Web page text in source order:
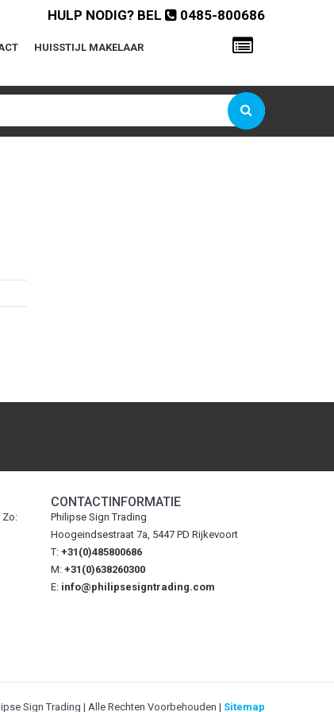
HULP NODIG? BEL 0485-800686
HUISSTIJL MAKELAAR
of e-mailadres
Zo:
CONTACTINFORMATIE
Philipse Sign Trading
Hoogeindsestraat 7a, 5447 PD Rijkevoort
T: +31(0)485800686
M: +31(0)638260300
E: info@philipsesigntrading.com
Sign Trading | Alle Rechten Voorbehouden | Sitemap